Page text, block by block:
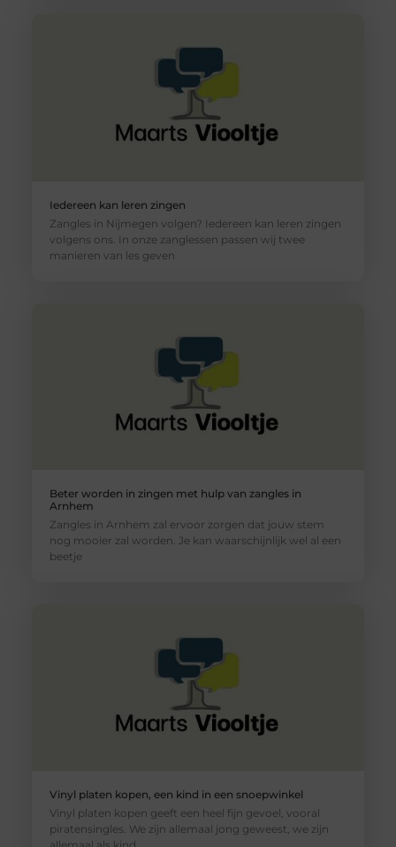
Iedereen kan leren zingen
Zangles in Nijmegen volgen? Iedereen kan leren zingen
volgens ons. In onze zanglessen passen wij twee
manieren van les geven
Beter worden in zingen met hulp van zangles in
Arnhem
Zangles in Arnhem zal ervoor zorgen dat jouw stem
nog mooier zal worden. Je kan waarschijnlijk wel al een
beetje
Vinyl platen kopen, een kind in een snoepwinkel
Vinyl platen kopen geeft een heel fijn gevoel, vooral
piratensingles. We zijn allemaal jong geweest, we zijn